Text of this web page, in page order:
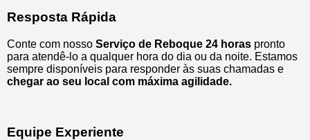
Resposta Rápida
Conte com nosso Serviço de Reboque 24 horas pronto
para atendê-lo a qualquer hora do dia ou da noite. Estamos
sempre disponíveis para responder às suas chamadas e
chegar ao seu local com máxima agilidade.
Equipe Experiente